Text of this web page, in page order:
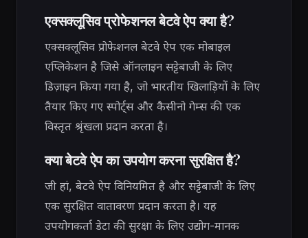
एक्सक्लूसिव प्रोफेशनल बेटवे ऐप क्या है?
एक्सक्लूसिव प्रोफेशनल बेटवे ऐप एक मोबाइल
एप्लिकेशन है जिसे ऑनलाइन सट्टेबाजी के लिए
डिज़ाइन किया गया है, जो भारतीय खिलाड़ियों के लिए
तैयार किए गए स्पोर्ट्स और कैसीनो गेम्स की एक
विस्तृत श्रृंखला प्रदान करता है।
क्या बेटवे ऐप का उपयोग करना सुरक्षित है?
जी हां, बेटवे ऐप विनियमित है और सट्टेबाजी के लिए
एक सुरक्षित वातावरण प्रदान करता है। यह
उपयोगकर्ता डेटा की सुरक्षा के लिए उद्योग-मानक